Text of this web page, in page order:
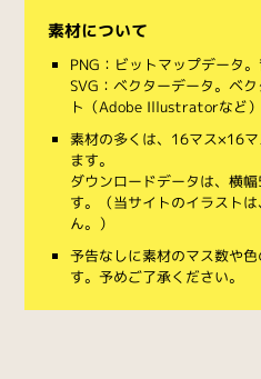
素材について
PNG：ビットマップデータ。
SVG：ベクターデータ。ベ
ト（Adobe Illustratorなど）
素材の多くは、16マス×16
ます。
ダウンロードデータは、横
す。（当サイトのイラスト
ん。）
予告なしに素材のマス数や
す。予めご了承ください。